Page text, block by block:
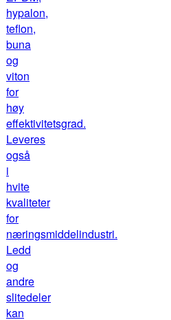
hypalon,
teflon,
buna
og
viton
for
høy
effektivitetsgrad.
Leveres
også
i
hvite
kvaliteter
for
næringsmiddelindustri.
Ledd
og
andre
slitedeler
kan